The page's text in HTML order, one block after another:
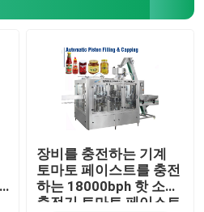
장비를 충전하는 기계
토마토 페이스트를 충전
하는 18000bph 핫 소스
충전기 토마토 페이스트